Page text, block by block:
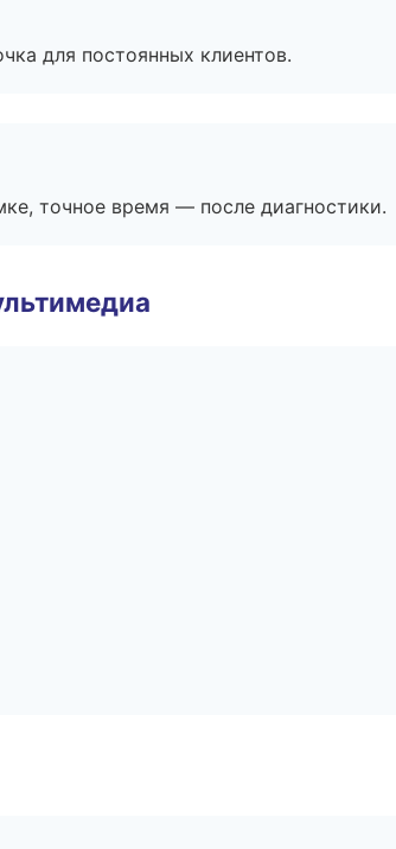
для постоянных клиентов.
точное время — после диагностики.